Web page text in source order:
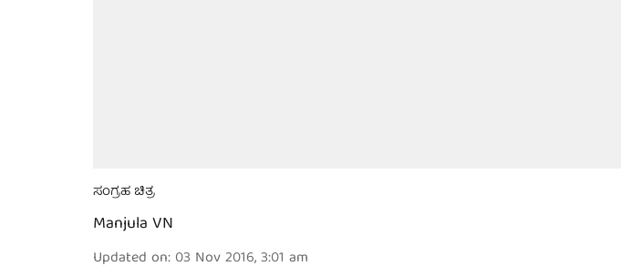
ಸಂಗ್ರಹ ಚಿತ್ರ
Manjula VN
Updated on: 03 Nov 2016, 3:01 am